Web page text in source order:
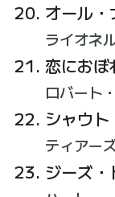
オール
ライオネ
恋におぼ
ロバート
シャウト
ティアー
ジーズ